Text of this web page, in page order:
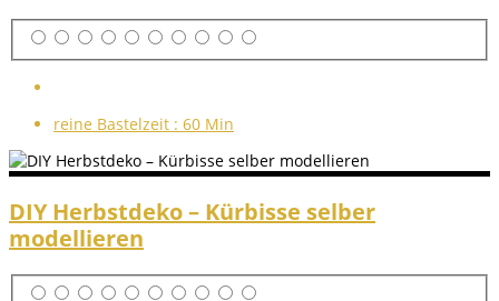
reine Bastelzeit : 60 Min
DIY Herbstdeko – Kürbisse selber
modellieren